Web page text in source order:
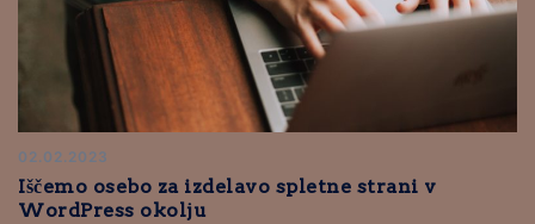
02.02.2023
Iščemo osebo za izdelavo spletne strani v
WordPress okolju